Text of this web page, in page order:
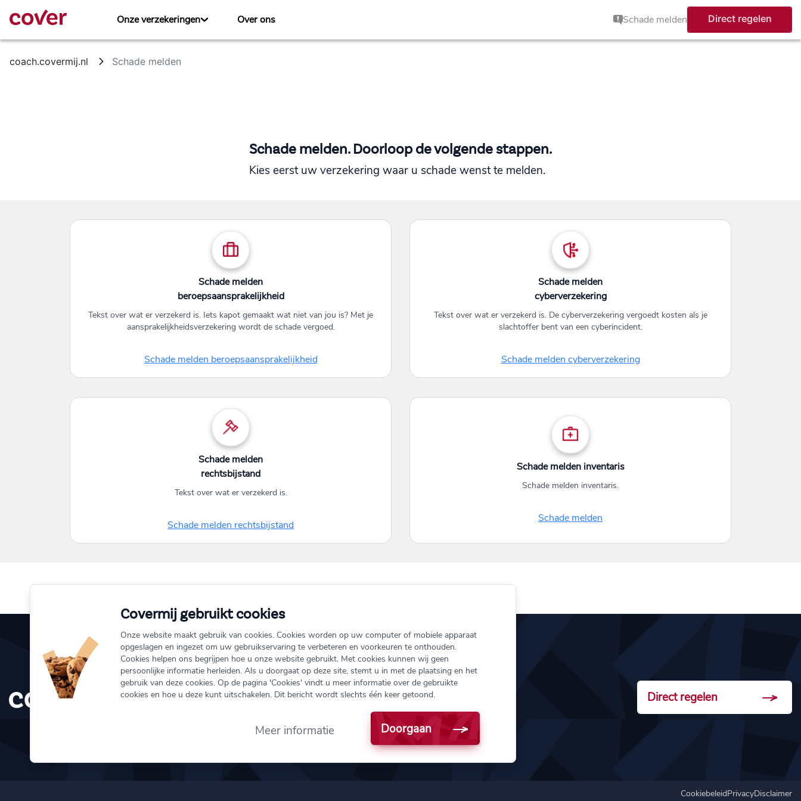
Skip to Main Content
Onze verzekeringen Over ons Schade melden Direct regelen
coach.covermij.nl Schade melden
Schade melden. Doorloop de volgende stappen.
Kies eerst uw verzekering waar u schade wenst te melden.
Schade melden
beroepsaansprakelijkheid
Tekst over wat er verzekerd is. Iets kapot gemaakt wat niet van jou is? Met je
aansprakelijkheidsverzekering wordt de schade vergoed.
Schade melden beroepsaansprakelijkheid
Schade melden
cyberverzekering
Tekst over wat er verzekerd is. De cyberverzekering vergoedt kosten als je
slachtoffer bent van een cyberincident.
Schade melden cyberverzekering
Schade melden
rechtsbijstand
Tekst over wat er verzekerd is.
Schade melden rechtsbijstand
Schade melden inventaris
Schade melden inventaris.
Schade melden
info@covermij.nl
010 333 1151
3011 BH Rotterdam
Over ons
Schade melden
Direct regelen
CookiebeleidPrivacyDisclaimer
Covermij gebruikt cookies
Onze website maakt gebruik van cookies. Cookies worden op uw computer of mobiele apparaat
opgeslagen en ingezet om uw gebruikservaring te verbeteren en voorkeuren te onthouden.
Cookies helpen ons begrijpen hoe u onze website gebruikt. Met cookies kunnen wij geen
persoonlijke informatie herleiden. Als u doorgaat op deze site, stemt u in met de plaatsing en het
gebruik van deze cookies. Op de pagina 'Cookies' vindt u meer informatie over de gebruikte
cookies en hoe u deze kunt uitschakelen. Dit bericht wordt slechts één keer getoond.
Meer informatie Doorgaan